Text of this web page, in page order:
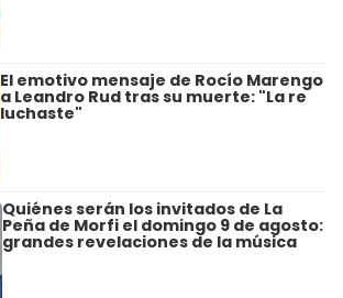
El emotivo mensaje de Rocío Marengo
a Leandro Rud tras su muerte: "La re
luchaste"
Quiénes serán los invitados de La
Peña de Morfi el domingo 9 de agosto:
grandes revelaciones de la música